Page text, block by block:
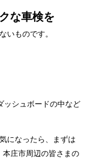
な車検を
いものです。
ッシュボードの中など
になったら、まずは
本庄市周辺の皆さまの